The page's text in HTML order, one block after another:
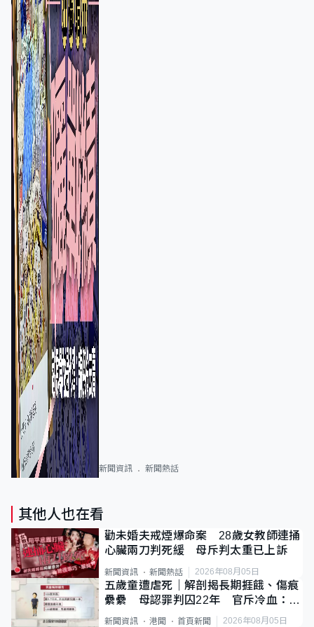
新聞資訊 新聞熱話
其他人也在看
勸未婚夫戒煙爆命案 28歲女教師連捅
心臟兩刀判死緩 母斥判太重已上訴
新聞資訊 新聞熱話 2026年08月05日
五歲童遭虐死｜解剖揭長期捱餓、傷痕
纍纍 母認罪判囚22年 官斥冷血：同
類案最惡劣
新聞資訊 港聞 首頁新聞 2026年08月05日